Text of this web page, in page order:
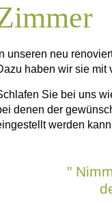
In unseren neu
haben wir sie mit
Sie bei uns
denen der
werden
"